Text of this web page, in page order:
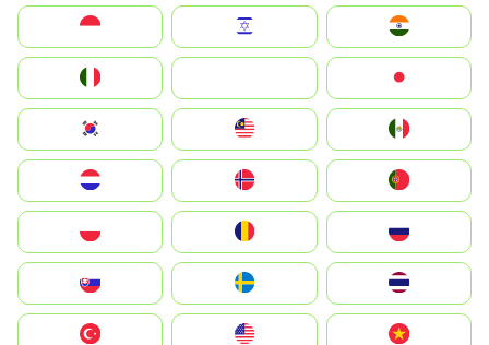
South Korea
United States